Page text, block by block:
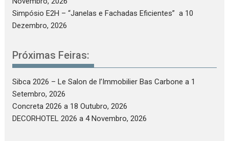
Simpósio E2H – “Janelas e Fachadas Eficientes” a 10
Dezembro, 2026
Próximas Feiras:
Sibca 2026 – Le Salon de l’Immobilier Bas Carbone a 1
Setembro, 2026
Concreta 2026 a 18 Outubro, 2026
DECORHOTEL 2026 a 4 Novembro, 2026